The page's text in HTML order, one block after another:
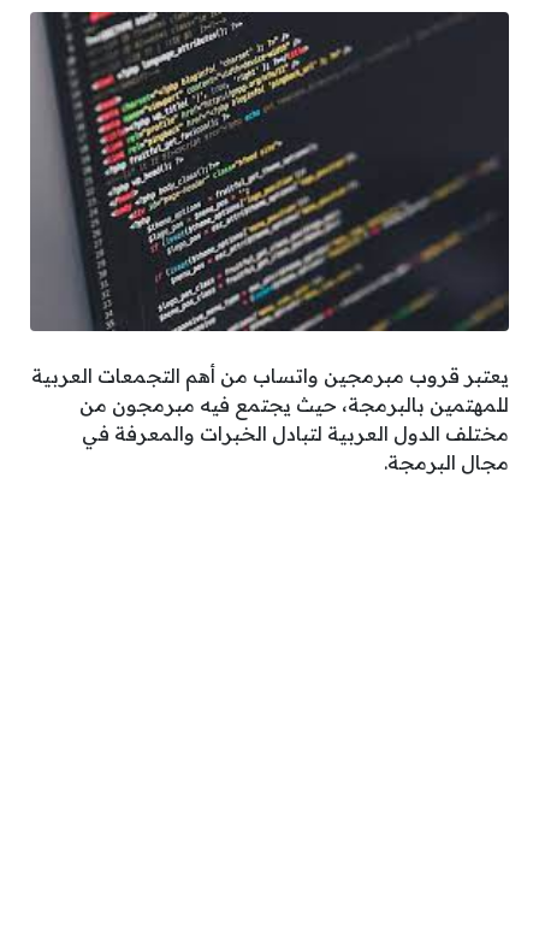
يعتبر قروب مبرمجين واتساب من أهم التجمعات العربية
للمهتمين بالبرمجة، حيث يجتمع فيه مبرمجون من
مختلف الدول العربية لتبادل الخبرات والمعرفة في
مجال البرمجة.